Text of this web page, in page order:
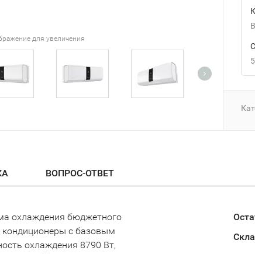
для увеличения
ВОПРОС-ОТВЕТ
охлаждения бюджетного
с базовым
охлаждения 8790 Вт,